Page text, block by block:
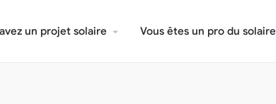
un projet solaire Vous êtes un pro du solaire